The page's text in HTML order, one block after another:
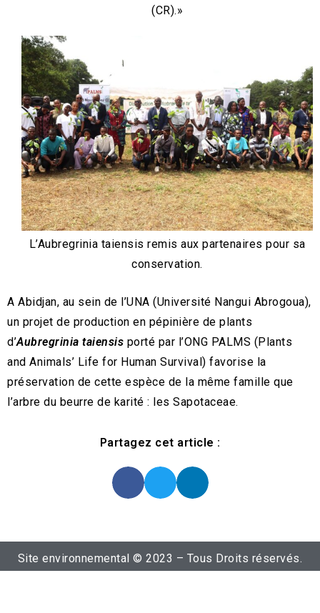
(CR).»
L’Aubregrinia taiensis remis aux partenaires pour sa
conservation.
A Abidjan, au sein de l’UNA (Université Nangui Abrogoua),
un projet de production en pépinière de plants
d’Aubregrinia taiensis porté par l’ONG PALMS (Plants
and Animals’ Life for Human Survival) favorise la
préservation de cette espèce de la même famille que
l’arbre du beurre de karité : les Sapotaceae.
Partagez cet article :
Site environnemental © 2023 – Tous Droits réservés.